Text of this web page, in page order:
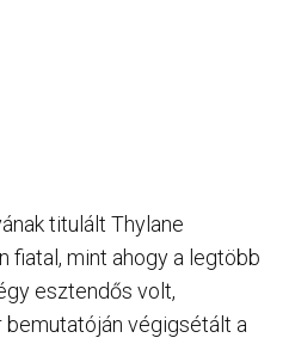
titulált Thylane
fiatal, mint ahogy a legtöbb
esztendős volt,
bemutatóján végigsétált a